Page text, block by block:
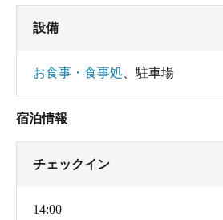
設備
お食事・食事処 駐車場
宿泊情報
チェックイン
14:00